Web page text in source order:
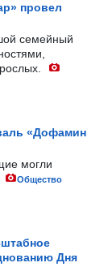
провел
семейный
«Дофамин
могли
Общество
Дня